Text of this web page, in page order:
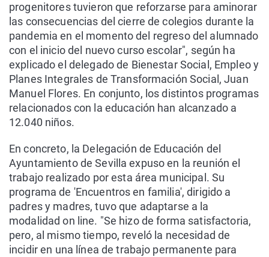
progenitores tuvieron que reforzarse para aminorar
las consecuencias del cierre de colegios durante la
pandemia en el momento del regreso del alumnado
con el inicio del nuevo curso escolar", según ha
explicado el delegado de Bienestar Social, Empleo y
Planes Integrales de Transformación Social, Juan
Manuel Flores. En conjunto, los distintos programas
relacionados con la educación han alcanzado a
12.040 niños.
En concreto, la Delegación de Educación del
Ayuntamiento de Sevilla expuso en la reunión el
trabajo realizado por esta área municipal. Su
programa de 'Encuentros en familia', dirigido a
padres y madres, tuvo que adaptarse a la
modalidad on line. "Se hizo de forma satisfactoria,
pero, al mismo tiempo, reveló la necesidad de
incidir en una línea de trabajo permanente para